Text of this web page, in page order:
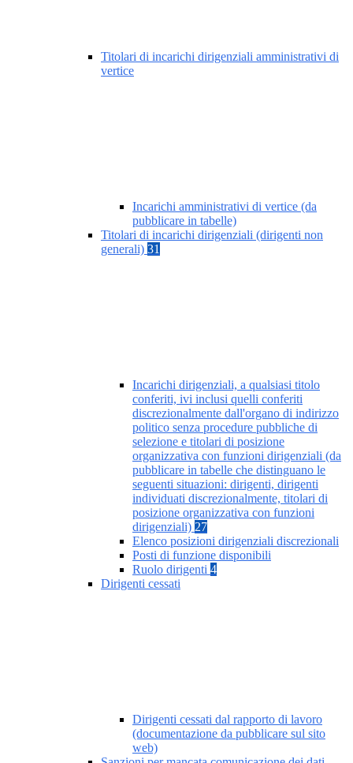
Titolari di incarichi dirigenziali amministrativi di
vertice
Incarichi amministrativi di vertice (da
pubblicare in tabelle)
Titolari di incarichi dirigenziali (dirigenti non
generali) 31
Incarichi dirigenziali, a qualsiasi titolo
conferiti, ivi inclusi quelli conferiti
discrezionalmente dall'organo di indirizzo
politico senza procedure pubbliche di
selezione e titolari di posizione
organizzativa con funzioni dirigenziali (da
pubblicare in tabelle che distinguano le
seguenti situazioni: dirigenti, dirigenti
individuati discrezionalmente, titolari di
posizione organizzativa con funzioni
dirigenziali) 27
Elenco posizioni dirigenziali discrezionali
Posti di funzione disponibili
Ruolo dirigenti 4
Dirigenti cessati
Dirigenti cessati dal rapporto di lavoro
(documentazione da pubblicare sul sito
web)